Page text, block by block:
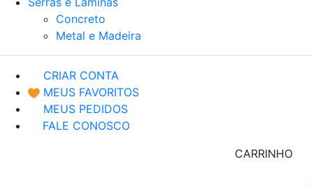
Concreto
Metal e Madeira
CRIAR CONTA
MEUS FAVORITOS
MEUS PEDIDOS
FALE CONOSCO
CARRINHO